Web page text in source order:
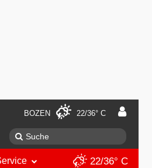
BOZEN 22/36° C
22/36° C